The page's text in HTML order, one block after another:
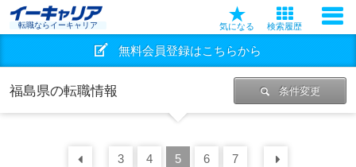
転職ならイーキャリア 気になる 検索履歴
無料会員登録はこちらから
福島県の転職情報 条件変更
前の 30
3 4 5 6 7